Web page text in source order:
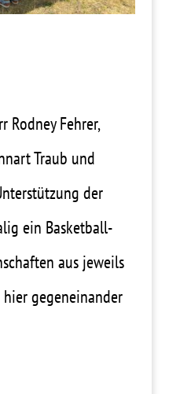
Rodney Fehrer,
Traub und
der
ein Basketball-
aus jeweils
gegeneinander